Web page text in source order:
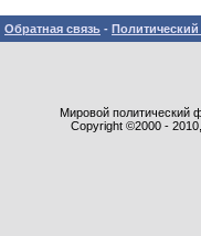
Обратная связь -
Мировой политический
Copyright ©2000 -